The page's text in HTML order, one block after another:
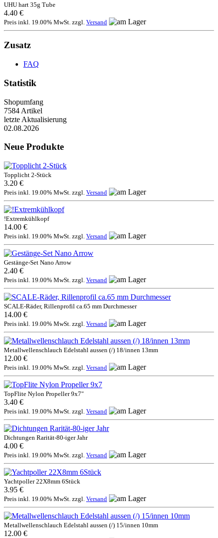
UHU hart 35g Tube
4.40 €
Preis inkl. 19.00% MwSt. zzgl. Versand
Zusatz
FAQ
Statistik
Shopumfang
7584 Artikel
letzte Aktualisierung
02.08.2026
Neue Produkte
Topplicht 2-Stück
3.20 €
Preis inkl. 19.00% MwSt. zzgl. Versand
!Extremkühlkopf
14.00 €
Preis inkl. 19.00% MwSt. zzgl. Versand
Gestänge-Set Nano Arrow
2.40 €
Preis inkl. 19.00% MwSt. zzgl. Versand
SCALE-Räder, Rillenprofil ca.65 mm Durchmesser
14.00 €
Preis inkl. 19.00% MwSt. zzgl. Versand
Metallwellenschlauch Edelstahl aussen (/) 18/innen 13mm
12.00 €
Preis inkl. 19.00% MwSt. zzgl. Versand
TopFlite Nylon Propeller 9x7"
3.40 €
Preis inkl. 19.00% MwSt. zzgl. Versand
Dichtungen Rarität-80-iger Jahr
4.00 €
Preis inkl. 19.00% MwSt. zzgl. Versand
Yachtpoller 22X8mm 6Stück
3.95 €
Preis inkl. 19.00% MwSt. zzgl. Versand
Metallwellenschlauch Edelstahl aussen (/) 15/innen 10mm
12.00 €